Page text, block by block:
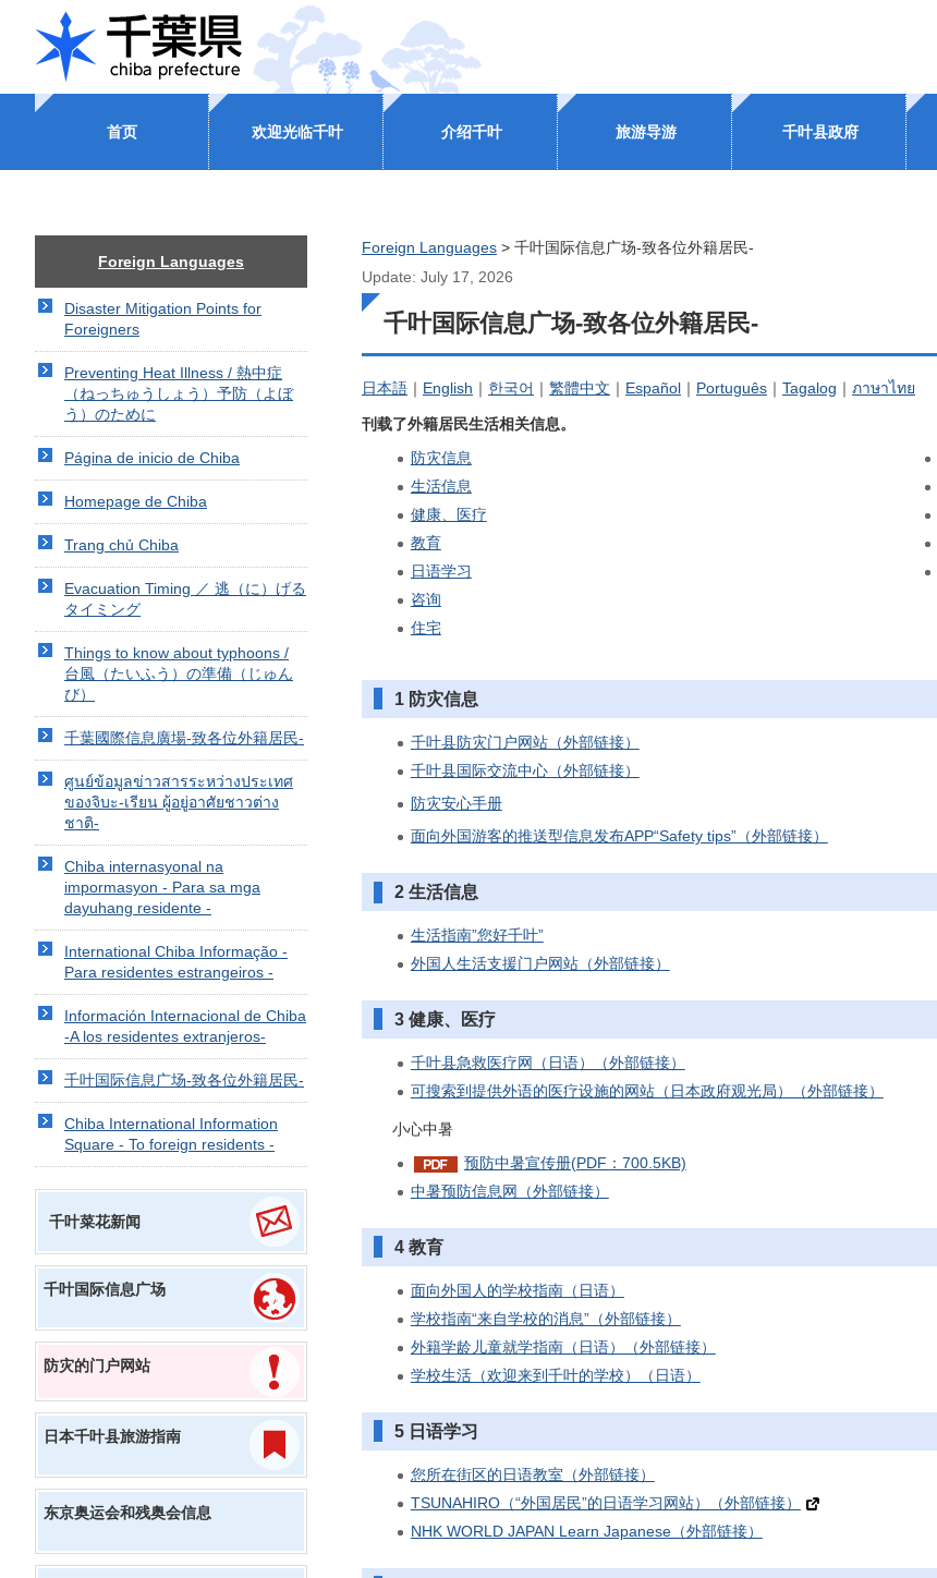
CHIBA
首页 欢迎光临千叶 介绍千叶 旅游导游 千叶县政府
Foreign Languages
Disaster Mitigation Points for
Foreigners
Preventing Heat Illness / 熱中症
（ねっちゅうしょう）予防（よぼ
う）のために
Página de inicio de Chiba
Homepage de Chiba
Trang chủ Chiba
Evacuation Timing ／ 逃（に）げる
タイミング
Things to know about typhoons /
台風（たいふう）の準備（じゅん
び）
千葉國際信息廣場-致各位外籍居民-
ศูนย์ข้อมูลข่าวสารระหว่างประเทศ
ของจิบะ-เรียน ผู้อยู่อาศัยชาวต่าง
ชาติ-
Chiba internasyonal na
impormasyon - Para sa mga
dayuhang residente -
International Chiba Informação -
Para residentes estrangeiros -
Información Internacional de Chiba
-A los residentes extranjeros-
千叶国际信息广场-致各位外籍居民-
Chiba International Information
Square - To foreign residents -
千叶菜花新闻
千叶国际信息广场
防灾的门户网站
日本千叶县旅游指南
东京奥运会和残奥会信息
Foreign Languages > 千叶国际信息广场-致各位外籍居民-
Update: July 17, 2026
千叶国际信息广场-致各位外籍居民-
日本語 ｜ English ｜ 한국어 ｜ 繁體中文 ｜ Español ｜ Português ｜ Tagalog ｜ ภาษาไทย
刊载了外籍居民生活相关信息。
防灾信息
生活信息
健康、医疗
教育
日语学习
咨询
住宅
1 防灾信息
千叶县防灾门户网站（外部链接）
千叶县国际交流中心（外部链接）
防灾安心手册
面向外国游客的推送型信息发布APP“Safety tips”（外部链接）
2 生活信息
生活指南”您好千叶”
外国人生活支援门户网站（外部链接）
3 健康、医疗
千叶县急救医疗网（日语）（外部链接）
可搜索到提供外语的医疗设施的网站（日本政府观光局）（外部链接）
小心中暑
预防中暑宣传册(PDF：700.5KB)
中暑预防信息网（外部链接）
4 教育
面向外国人的学校指南（日语）
学校指南“来自学校的消息”（外部链接）
外籍学龄儿童就学指南（日语）（外部链接）
学校生活（欢迎来到千叶的学校）（日语）
5 日语学习
您所在街区的日语教室（外部链接）
TSUNAHIRO（“外国居民”的日语学习网站）（外部链接）
NHK WORLD JAPAN Learn Japanese（外部链接）